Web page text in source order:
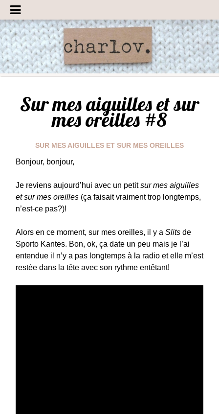
Sur mes aiguilles et sur
mes oreilles #8
SUR MES AIGUILLES ET SUR MES OREILLES
Bonjour, bonjour,
Je reviens aujourd’hui avec un petitsur mes aiguilles
et sur mes oreilles (ça faisait vraiment trop longtemps,
n’est-ce pas?)!
Alors en ce moment, sur mes oreilles, il y a Slits de
Sporto Kantes. Bon, ok, ça date un peu mais je l’ai
entendue il n’y a pas longtemps à la radio et elle m’est
restée dans la tête avec son rythme entêtant!